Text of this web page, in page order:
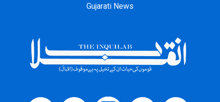
Gujarati News